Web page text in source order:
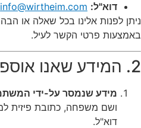
דוא"ל: info@wirtheim.com
ניתן לפנות אלינו בכל שאלה או
באמצעות פרטי הקשר לעיל.
2. המידע שאנו אוספים
מידע שנמסר על-ידי
ושם משפחה, כתובת פיזית
דוא"ל.